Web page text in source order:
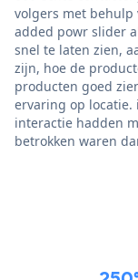
volgers met behulp
added powr slider
snel te laten zien,
zijn, hoe de
producten goed
ervaring op locatie.
interactie hadden
betrokken waren